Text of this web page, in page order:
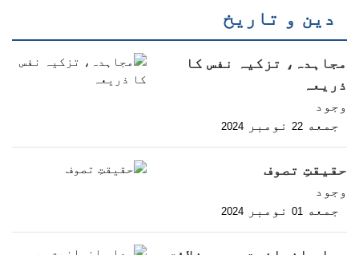
دین و تاریخ
مجاہدہ، تزکیہ نفس کا
ذریعہ
وجود
جمعه 22 نومبر 2024
حقیقتِ تصوف
وجود
جمعه
01 نومبر 2024